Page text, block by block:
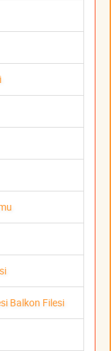
Balkon Filesi